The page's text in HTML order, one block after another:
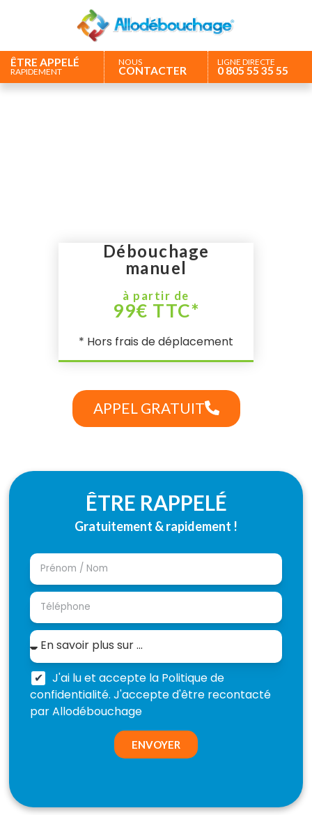
ÊTRE APPELÉ
RAPIDEMENT
NOUS
CONTACTER
LIGNE DIRECTE
0 805 55 35 55
Débouchage
manuel
à partir de
99€ TTC*
* Hors frais de déplacement
APPEL GRATUIT
ÊTRE RAPPELÉ
Gratuitement & rapidement !
J'ai lu et accepte la Politique de
confidentialité. J'accepte d'être recontacté
par Allodébouchage
ENVOYER